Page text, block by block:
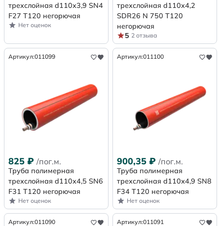
трехслойная d110х3,9 SN4
F27 Т120 негорючая
Нет оценок
трехслойная d110x4,2
SDR26 N 750 Т120
негорючая
5 2 отзыва
Артикул:011099
825 ₽ /пог.м.
Труба полимерная
трехслойная d110х4,5 SN6
F31 Т120 негорючая
Нет оценок
Артикул:011100
900,35 ₽ /пог.м.
Труба полимерная
трехслойная d110х4,9 SN8
F34 Т120 негорючая
Нет оценок
Артикул:011090 Артикул:011091